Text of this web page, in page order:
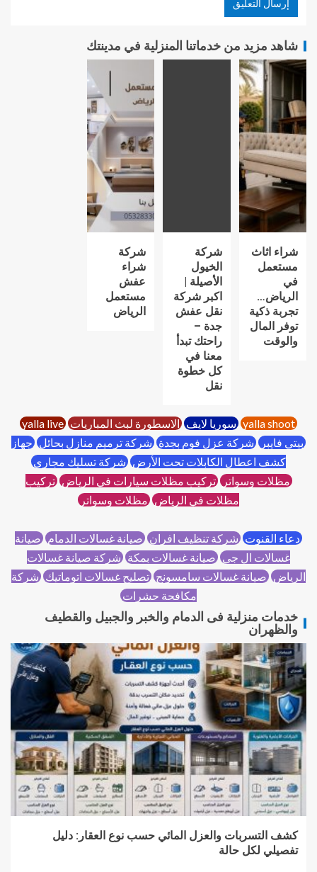
شاهد مزيد من خدماتنا المنزلية في مدينتك
شراء اثاث
مستعمل
في
الرياض…
تجربة ذكية
توفر المال
والوقت
شركة
الخيول
الأصيلة |
اكبر شركة
نقل عفش
جدة –
راحتك تبدأ
معنا في
كل خطوة
نقل
شركة
شراء
عفش
مستعمل
الرياض
yalla shoot سوريا لايفالاسطورة لبث المبارياتyalla live
بيتي فايبرشركة عزل فوم بجدةشركة ترميم منازل بحائلجهاز
كشف اعطال الكابلات تحت الأرضشركة تسليك مجاري
مظلات وسواترتركيب مظلات سيارات في الرياضتركيب
مظلات في الرياضمظلات وسواتر
دعاء القنوتشركة تنظيف افرانصيانة غسالات الدمامصيانة
غسالات ال جيصيانة غسالات بمكةشركة صيانة غسالات
الرياضصيانة غسالات سامسونجتصليح غسالات اتوماتيكشركة
مكافحة حشرات
خدمات منزلية فى الدمام والخبر والجبيل والقطيف
والظهران
كشف التسربات والعزل المائي حسب نوع العقار: دليل
تفصيلي لكل حالة